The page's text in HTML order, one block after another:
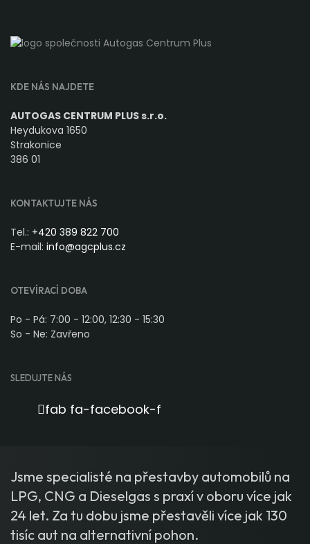
KDE NÁS NAJDETE
AUTOGAS CENTRUM PLUS s.r.o.
Heydukova 1650
Strakonice
386 01
KONTAKTUJTE NÁS
Tel.: +420 389 822 700
E-mail: info@agcplus.cz
OTEVÍRACÍ DOBA
Po - Pá: 7:00 - 12:00, 12:30 - 15:30
So - Ne: Zavřeno
SLEDUJTE NÁS
fab fa-facebook-f
Jsme specialisté na přestavby automobilů na
LPG, CNG a Dieselgas s praxí v oboru více jak
24 let. Za tu dobu jsme přestavěli více jak 130
tisíc aut na alternativní pohon.